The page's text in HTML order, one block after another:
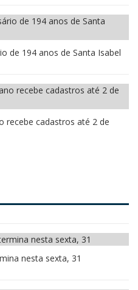
de 194 anos de Santa Isabel
recebe cadastros até 2 de
nesta sexta, 31